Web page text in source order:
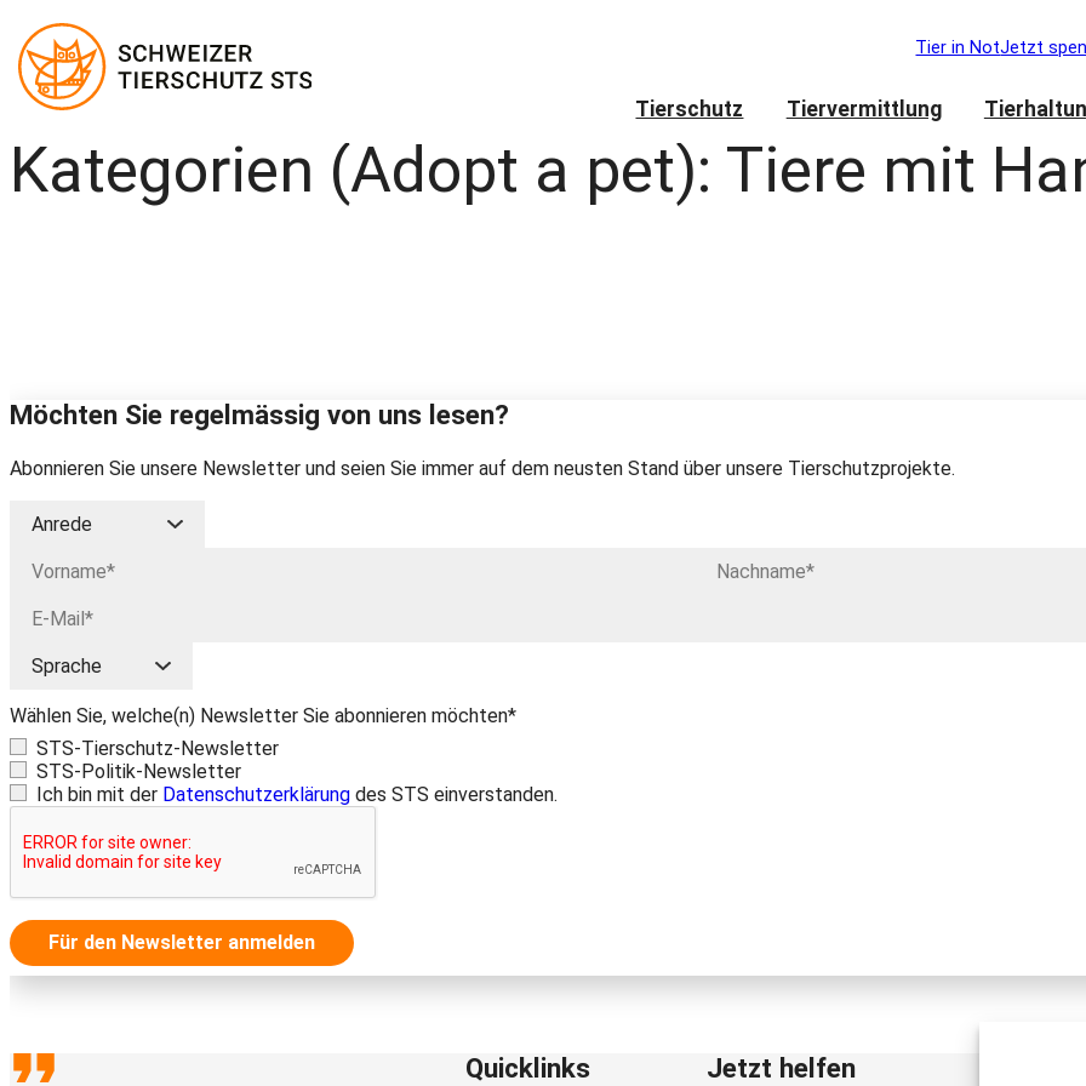
Zum
Inhalt
springen
Tier in NotJetzt
Tierschutz Tiervermittlung
Kategorien (Adopt a pet): Tiere mit
Möchten Sie regelmässig von uns lesen?
Abonnieren Sie unsere Newsletter und seien Sie immer auf dem neusten Stand über unsere Tierschutzprojekte.
Wählen Sie, welche(n) Newsletter Sie abonnieren möchten*
STS-Tierschutz-Newsletter
STS-Politik-Newsletter
Ich bin mit der Datenschutzerklärung des STS einverstanden.
Für den Newsletter anmelden
Quicklinks Jetzt helfen